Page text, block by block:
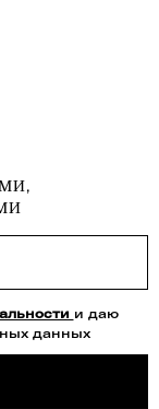
и даю
данных